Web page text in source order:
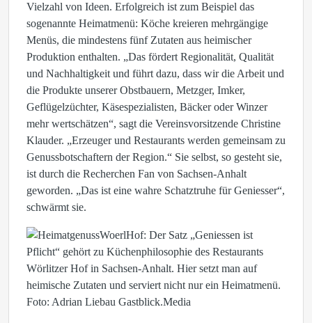
Vielzahl von Ideen. Erfolgreich ist zum Beispiel das
sogenannte Heimatmenü: Köche kreieren mehrgängige
Menüs, die mindestens fünf Zutaten aus heimischer
Produktion enthalten. „Das fördert Regionalität, Qualität
und Nachhaltigkeit und führt dazu, dass wir die Arbeit und
die Produkte unserer Obstbauern, Metzger, Imker,
Geflügelzüchter, Käsespezialisten, Bäcker oder Winzer
mehr wertschätzen“, sagt die Vereinsvorsitzende Christine
Klauder. „Erzeuger und Restaurants werden gemeinsam zu
Genussbotschaftern der Region.“ Sie selbst, so gesteht sie,
ist durch die Recherchen Fan von Sachsen-Anhalt
geworden. „Das ist eine wahre Schatztruhe für Geniesser“,
schwärmt sie.